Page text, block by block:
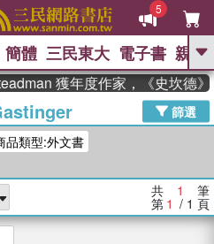
5
GO
： 東野圭吾 高希均教授回憶錄
The Odyssey 、 父親節 、 如果歷
是一群喵 、 暑期推薦
時代 、 數學女孩：黎曼猜想 、
的迷走神經
簡體 三民東大 電子書 親子
獲年度作家，《史坎德
篩選
品類型:外文書
共 1 筆
第 1 / 1 頁